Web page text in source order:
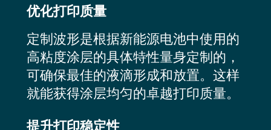
优化打印质量
定制波形是根据新能源电池中使用的
高粘度涂层的具体特性量身定制的，
可确保最佳的液滴形成和放置。这样
就能获得涂层均匀的卓越打印质量。
提升打印稳定性